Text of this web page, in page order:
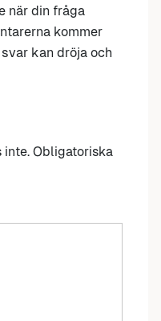
när din fråga
kommer
kan dröja och
inte. Obligatoriska